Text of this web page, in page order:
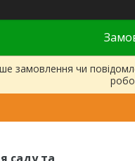
замовлення чи
саду та